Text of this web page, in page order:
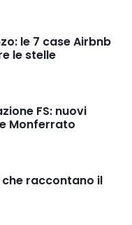
le 7 case Airbnb
le stelle
FS: nuovi
Monferrato
raccontano il